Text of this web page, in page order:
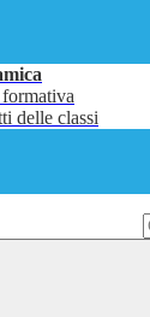
delle classi